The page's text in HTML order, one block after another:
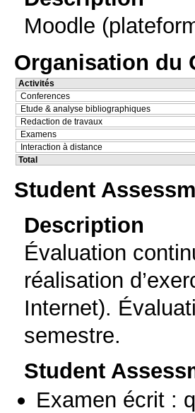
Moodle
Organisation du
Activités
Conferences
Etude & analyse bibliographiques
Redaction de travaux
Examens
Interaction à distance
Total
Student
Description
Évaluation
réalisation
Internet).
semestre.
Student
Examen écrit :